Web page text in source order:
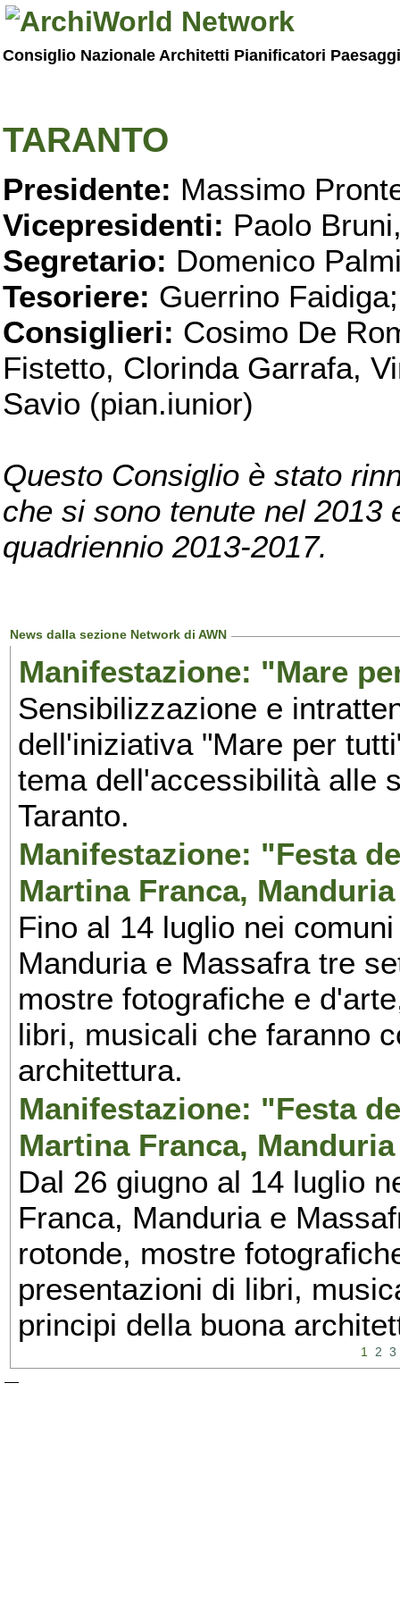
Consiglio Nazionale Architetti Pianificatori
TARANTO
Presidente: Massimo
Vicepresidenti: Paolo
Segretario: Domenico
Tesoriere: Guerrino Faidiga;
Consiglieri: Cosimo De
Fistetto, Clorinda Garrafa,
Savio (pian.iunior)
Questo Consiglio è stato
che si sono tenute nel 2013
quadriennio 2013-2017.
News dalla sezione Network di AWN
Manifestazione: "Mare
Sensibilizzazione e
dell'iniziativa "Mare per
tema dell'accessibilità alle
Taranto.
Manifestazione: "Festa
Martina Franca,
Fino al 14 luglio nei
Manduria e Massafra tre
mostre fotografiche e
libri, musicali che faranno
architettura.
Manifestazione: "Festa
Martina Franca,
Dal 26 giugno al 14 luglio
Franca, Manduria e
rotonde, mostre
presentazioni di libri,
principi della buona
1 2 3